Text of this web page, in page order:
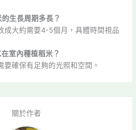
生長周期多長？
成大約需要4-5個月，具體時間視品
室內種植稻米？
要確保有足夠的光照和空間。
關於作者